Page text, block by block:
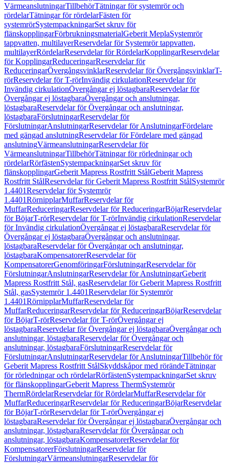
VärmeanslutningarTillbehörTätningar för systemrör och
rördelarTätningar för rördelarFästen för
systemrörSystempackningarSet skruv för
flänskopplingarFörbrukningsmaterialGeberit MeplaSystemrör
tappvatten, multilayerReservdelar för Systemrör tappvatten,
multilayerRördelarReservdelar för RördelarKopplingarReservdelar
för KopplingarReduceringarReservdelar för
ReduceringarÖvergångsvinklarReservdelar för ÖvergångsvinklarT-
rörReservdelar för T-rörInvändig cirkulationReservdelar för
Invändig cirkulationÖvergångar ej löstagbaraReservdelar för
Övergångar ej löstagbaraÖvergångar och anslutningar,
löstagbaraReservdelar för Övergångar och anslutningar,
löstagbaraFörslutningarReservdelar för
FörslutningarAnslutningarReservdelar för AnslutningarFördelare
med gängad anslutningReservdelar för Fördelare med gängad
anslutningVärmeanslutningarReservdelar för
VärmeanslutningarTillbehörTätningar för rörledningar och
rördelarRörfästenSystempackningarSet skruv för
flänskopplingarGeberit Mapress Rostfritt StålGeberit Mapress
Rostfritt StålReservdelar för Geberit Mapress Rostfritt StålSystemrör
1.4401Reservdelar för Systemrör
1.4401RörnipplarMuffarReservdelar för
MuffarReduceringarReservdelar för ReduceringarBöjarReservdelar
för BöjarT-rörReservdelar för T-rörInvändig cirkulationReservdelar
för Invändig cirkulationÖvergångar ej löstagbaraReservdelar för
Övergångar ej löstagbaraÖvergångar och anslutningar,
löstagbaraReservdelar för Övergångar och anslutningar,
löstagbaraKompensatorerReservdelar för
KompensatorerGenomföringarFörslutningarReservdelar för
FörslutningarAnslutningarReservdelar för AnslutningarGeberit
Mapress Rostfritt Stål, gasReservdelar för Geberit Mapress Rostfritt
Stål, gasSystemrör 1.4401Reservdelar för Systemrör
1.4401RörnipplarMuffarReservdelar för
MuffarReduceringarReservdelar för ReduceringarBöjarReservdelar
för BöjarT-rörReservdelar för T-rörÖvergångar ej
löstagbaraReservdelar för Övergångar ej löstagbaraÖvergångar och
anslutningar, löstagbaraReservdelar för Övergångar och
anslutningar, löstagbaraFörslutningarReservdelar för
FörslutningarAnslutningarReservdelar för AnslutningarTillbehör för
Geberit Mapress Rostfritt StålSkyddskåpor med rörändeTätningar
för rörledningar och rördelarRörfästenSystempackningarSet skruv
för flänskopplingarGeberit Mapress ThermSystemrör
ThermRördelarReservdelar för RördelarMuffarReservdelar för
MuffarReduceringarReservdelar för ReduceringarBöjarReservdelar
för BöjarT-rörReservdelar för T-rörÖvergångar ej
löstagbaraReservdelar för Övergångar ej löstagbaraÖvergångar och
anslutningar, löstagbaraReservdelar för Övergångar och
anslutningar, löstagbaraKompensatorerReservdelar för
KompensatorerFörslutningarReservdelar för
FörslutningarVärmeanslutningarReservdelar för